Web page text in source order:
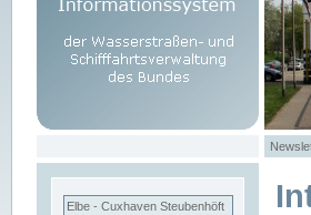
Elbe - Cuxhaven Steubenhöft